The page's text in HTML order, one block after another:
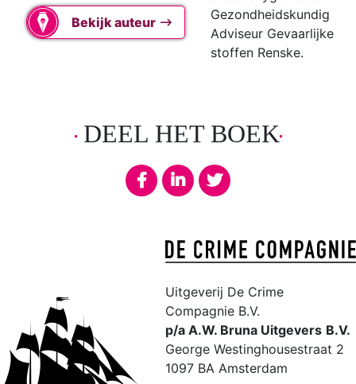
Bekijk auteur
Gezondheidskundig
Adviseur Gevaarlijke
stoffen Renske.
DEEL HET BOEK
Uitgeverij De Crime
Compagnie B.V.
p/a A.W. Bruna Uitgevers B.V.
George Westinghousestraat 2
1097 BA Amsterdam